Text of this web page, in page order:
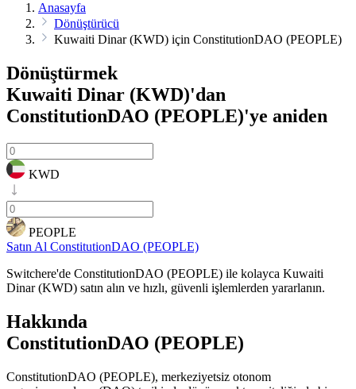
Anasayfa
Dönüştürücü
Kuwaiti Dinar (KWD) için ConstitutionDAO (PEOPLE)
Dönüştürmek
Kuwaiti Dinar (KWD)'dan
ConstitutionDAO (PEOPLE)'ye aniden
KWD
PEOPLE
Satın Al ConstitutionDAO (PEOPLE)
Switchere'de ConstitutionDAO (PEOPLE) ile kolayca Kuwaiti
Dinar (KWD) satın alın ve hızlı, güvenli işlemlerden yararlanın.
Hakkında
ConstitutionDAO (PEOPLE)
ConstitutionDAO (PEOPLE), merkeziyetsiz otonom